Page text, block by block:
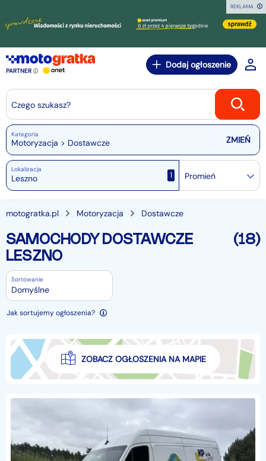
REKLAMA
PARTNER
Dodaj ogłoszenie
Czego szukasz?
Kategoria
Motoryzacja > Dostawcze
Lokalizacja
1 Promień
motogratka.pl Motoryzacja Dostawcze
SAMOCHODY DOSTAWCZE
LESZNO
(18)
Sortowanie
Domyślne
Jak sortujemy ogłoszenia?
ZOBACZ OGŁOSZENIA NA MAPIE